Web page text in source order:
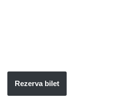
Rezerva bilet